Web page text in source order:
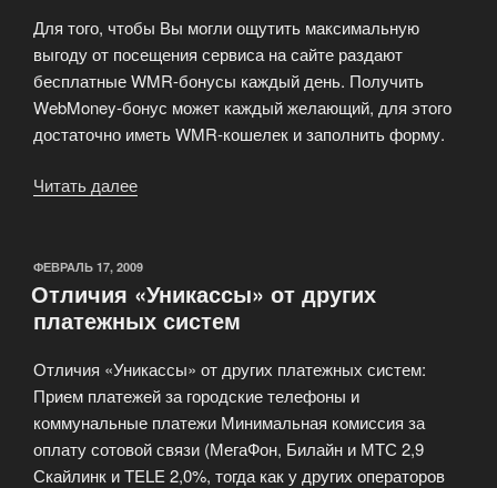
Для того, чтобы Вы могли ощутить максимальную
выгоду от посещения сервиса на сайте раздают
бесплатные WMR-бонусы каждый день. Получить
WebMoney-бонус может каждый желающий, для этого
достаточно иметь WMR-кошелек и заполнить форму.
Читать далее
ОПУБЛИКОВАНО
ФЕВРАЛЬ 17, 2009
Отличия «Уникассы» от других
платежных систем
Отличия «Уникассы» от других платежных систем:
Прием платежей за городские телефоны и
коммунальные платежи Минимальная комиссия за
оплату сотовой связи (МегаФон, Билайн и МТС 2,9
Скайлинк и TELE 2,0%, тогда как у других операторов